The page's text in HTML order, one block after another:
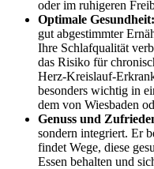
oder im ruhigeren
Optimale Gesundheit:
gut abgestimmter
Ihre Schlafqualität
das Risiko für
Herz-Kreislauf-
besonders wichtig in
dem von Wiesbaden
Genuss und
sondern integriert. Er
findet Wege, diese
Essen behalten und